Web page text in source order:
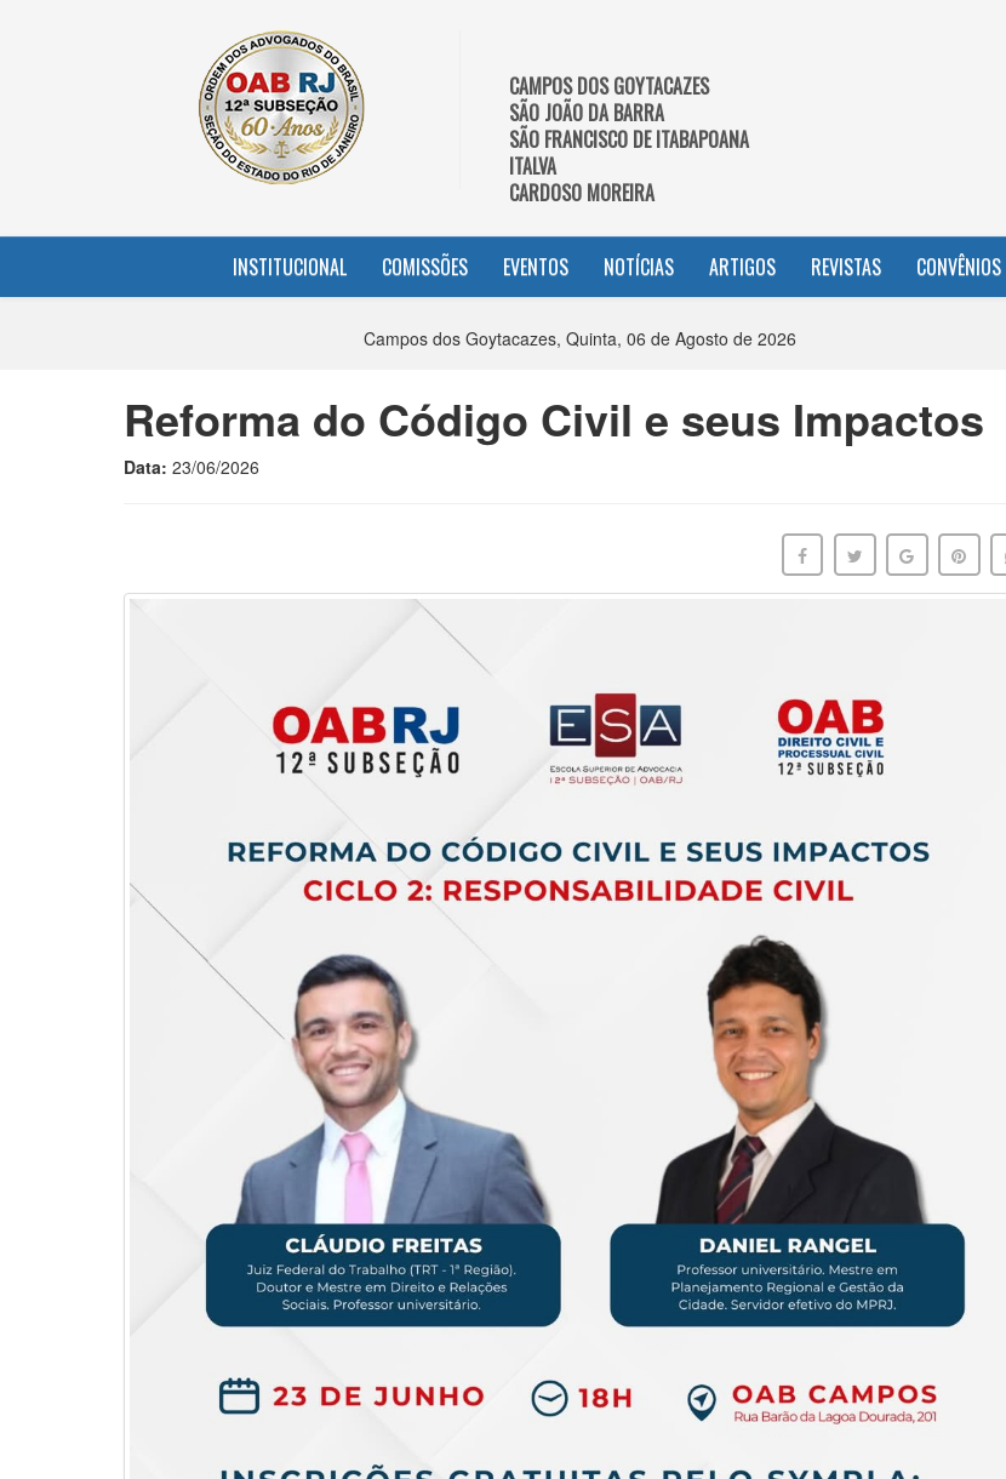
CAMPOS DOS GOYTACAZES
SÃO JOÃO DA BARRA
SÃO FRANCISCO DE ITABAPOANA
ITALVA
CARDOSO MOREIRA
INSTITUCIONAL COMISSÕES EVENTOS NOTÍCIAS ARTIGOS REVISTAS CONVÊNIOS
Campos dos Goytacazes, Quinta, 06 de Agosto de 2026
Reforma do Código Civil e seus Impactos
Data: 23/06/2026